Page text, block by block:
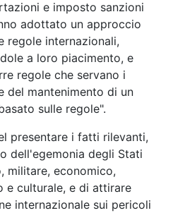
e imposto sanzioni
adottato un approccio
regole internazionali,
a loro piacimento, e
regole che servano i
del mantenimento di un
sulle regole".
presentare i fatti rilevanti,
dell'egemonia degli Stati
militare, economico,
e culturale, e di attirare
internazionale sui pericoli